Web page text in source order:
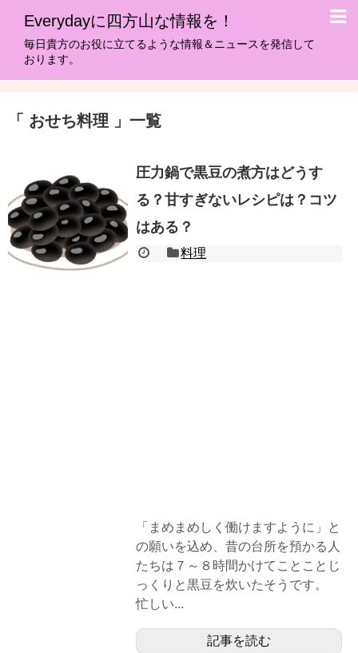
Everydayに四方山な情報を！
毎日貴方のお役に立てるような情報＆ニュースを発信して
おります。
おせち料理 一覧
圧力鍋で黒豆の煮方はどうす
る？甘すぎないレシピは？コツ
はある？
料理
「まめまめしく働けますように」と
の願いを込め、昔の台所を預かる人
たちは７～８時間かけてことことじ
っくりと黒豆を炊いたそうです。
忙しい...
記事を読む